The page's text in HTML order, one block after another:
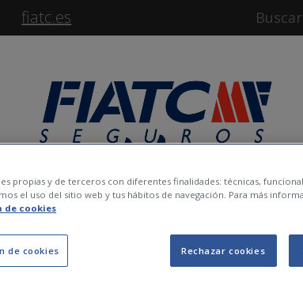
fiatc.es
propias y de terceros con diferentes finalidades: técnicas,
el uso del sitio web y tus hábitos de navegación. Para más
de cookies
de cookies Rechazar cookies